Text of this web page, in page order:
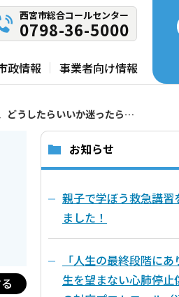
西宮市総合コールセンター
0798-36-5000
政情報 事業者向け情報
どうしたらいいか迷ったら…
お知らせ
親子で学ぼう救急講習
ました！
「人生の最終段階に
生を望まない心肺停止